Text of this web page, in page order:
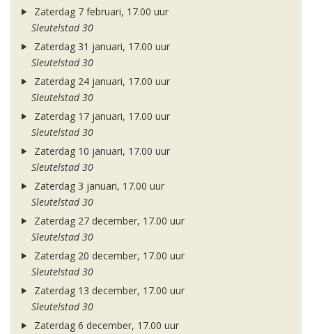
Zaterdag 7 februari, 17.00 uur
Sleutelstad 30
Zaterdag 31 januari, 17.00 uur
Sleutelstad 30
Zaterdag 24 januari, 17.00 uur
Sleutelstad 30
Zaterdag 17 januari, 17.00 uur
Sleutelstad 30
Zaterdag 10 januari, 17.00 uur
Sleutelstad 30
Zaterdag 3 januari, 17.00 uur
Sleutelstad 30
Zaterdag 27 december, 17.00 uur
Sleutelstad 30
Zaterdag 20 december, 17.00 uur
Sleutelstad 30
Zaterdag 13 december, 17.00 uur
Sleutelstad 30
Zaterdag 6 december, 17.00 uur